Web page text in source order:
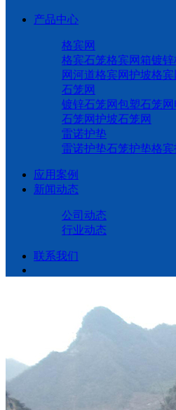
产品中心
格宾网
格宾石笼格宾网箱镀锌
网河道格宾网护坡格宾
石笼网
镀锌石笼网包塑石笼网
石笼网护坡石笼网
雷诺护垫
雷诺护垫石笼护垫格宾
应用案例
新闻动态
公司动态
行业动态
联系我们